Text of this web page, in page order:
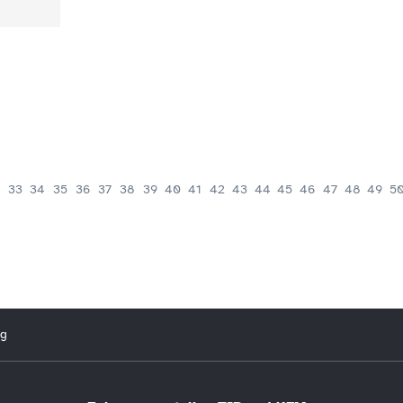
33 34 35 36 37 38 39 40 41 42 43 44 45 46 47 48 49